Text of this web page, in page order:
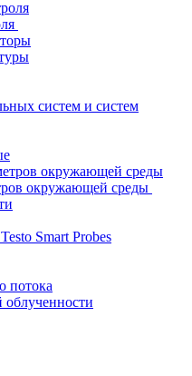
систем и систем
окружающей среды
Smart Probes
потока
облученности